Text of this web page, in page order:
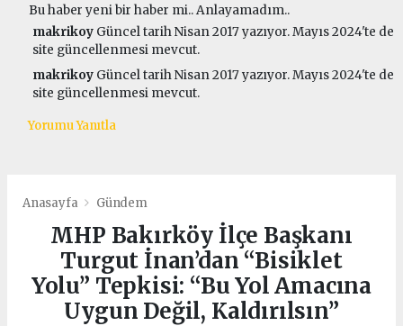
Bu haber yeni bir haber mi.. Anlayamadım..
makrikoy Güncel tarih Nisan 2017 yazıyor. Mayıs 2024'te de
site güncellenmesi mevcut.
makrikoy Güncel tarih Nisan 2017 yazıyor. Mayıs 2024'te de
site güncellenmesi mevcut.
Yorumu Yanıtla
Anasayfa Gündem
MHP Bakırköy İlçe Başkanı
Turgut İnan’dan “Bisiklet
Yolu” Tepkisi: “Bu Yol Amacına
Uygun Değil, Kaldırılsın”